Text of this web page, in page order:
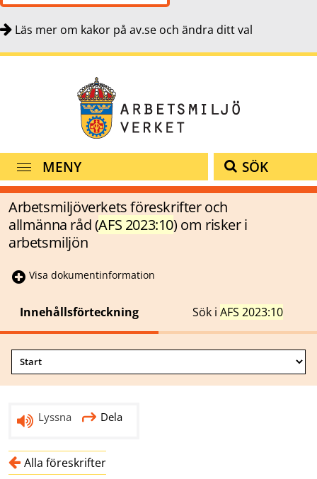
Läs mer om kakor på av.se och ändra ditt val
MENY SÖK
Arbetsmiljöverkets föreskrifter och
allmänna råd (AFS 2023:10) om risker i
arbetsmiljön
Visa dokumentinformation
Innehållsförteckning Sök i AFS 2023:10
Lyssna Dela
Alla föreskrifter